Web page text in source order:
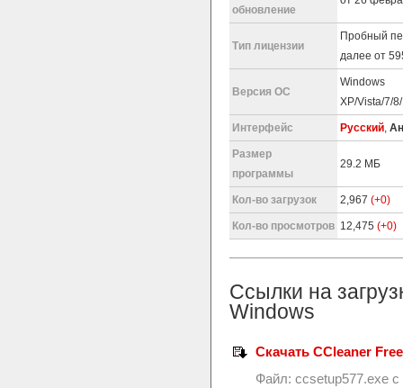
обновление
Тип лицензии
Пробный
далее от
Версия ОС
Windows
XP/Vista/7/
Интерфейс Русский,
Размер
программы
29.2 МБ
Кол-во загрузок 2,967 (+0)
Кол-во просмотров 12,475 (+0)
Ссылки на
Windows
Скачать CCleaner
Файл: ccsetup577.exe с